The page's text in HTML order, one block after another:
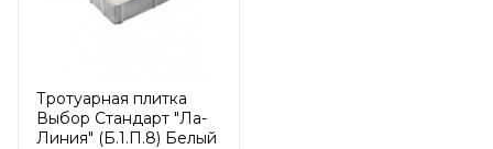
Тротуарная плитка
Выбор Стандарт "Ла-
Линия" (Б.1.П.8) Белый